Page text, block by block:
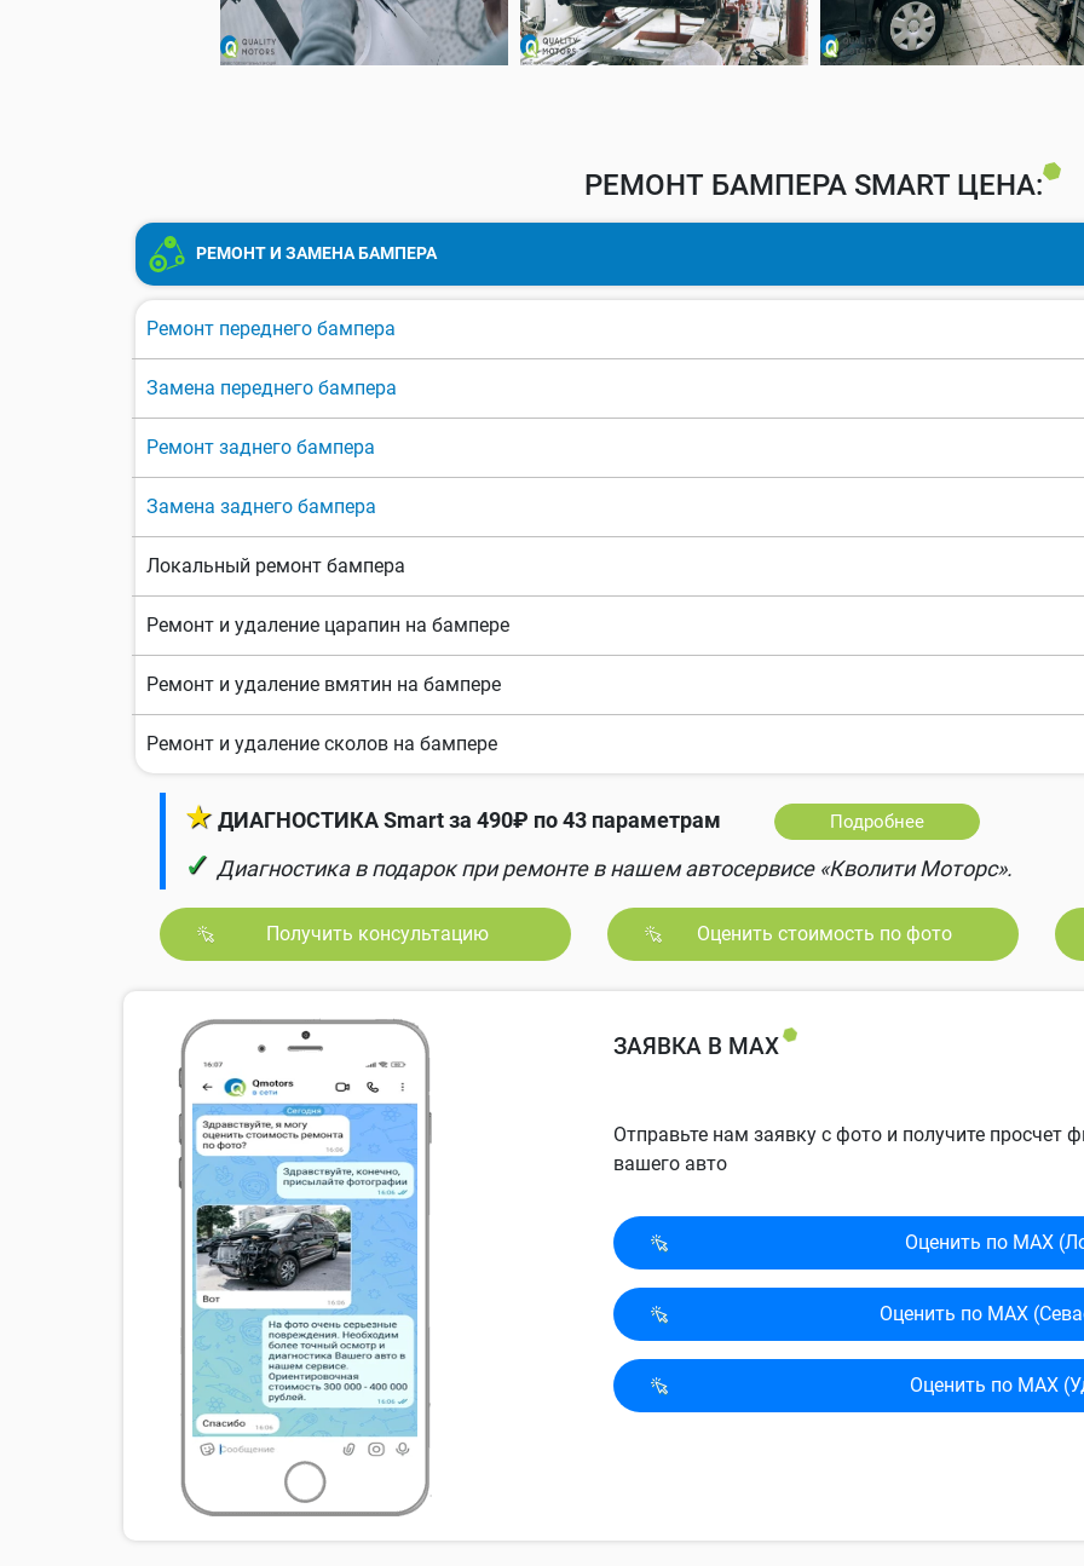
РЕМОНТ БАМПЕРА SMART ЦЕНА:
РЕМОНТ И ЗАМЕНА БАМПЕРА
Ремонт переднего бампера
Замена переднего бампера
Ремонт заднего бампера
Замена заднего бампера
Локальный ремонт бампера
Ремонт и удаление царапин на бампере
Ремонт и удаление вмятин на бампере
Ремонт и удаление сколов на бампере
★ ДИАГНОСТИКА Smart за 490₽ по 43 параметрам Подробнее
✓ Диагностика в подарок при ремонте в нашем автосервисе «Кволити Моторс».
Получить консультацию Оценить стоимость по фото
ЗАЯВКА В MAX
Отправьте нам заявку с фото и получите просчет
вашего авто
Оценить по MAX
Оценить по MAX
Оценить по MAX